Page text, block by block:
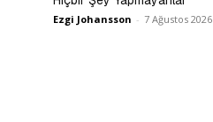
Ezgi Johansson - 7 Ağustos 2026